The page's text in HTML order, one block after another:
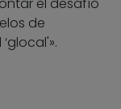
el desafío
de